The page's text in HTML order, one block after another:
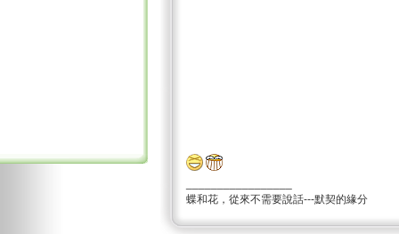
蝶和花，從來不需要說話---默契的緣分